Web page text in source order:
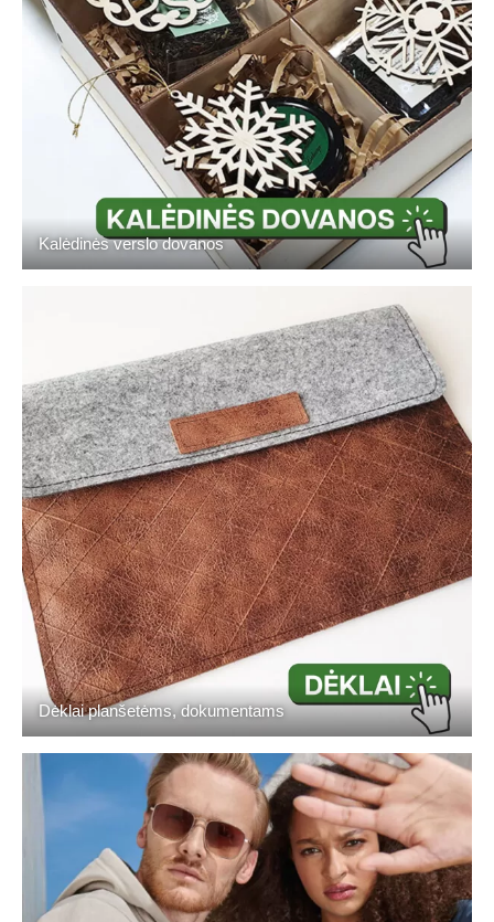
Kalėdinės verslo dovanos
Dėklai planšetėms, dokumentams